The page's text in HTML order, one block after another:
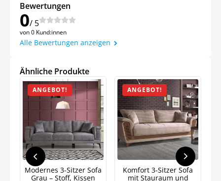
Bewertungen
0/ 5
von 0 Kund:innen
Alle Bewertungen anzeigen
Ähnliche Produkte
ANGEBOT!
Modernes 3-Sitzer Sofa
Grau – Stoff, Kissen
ANGEBOT!
Komfort 3-Sitzer Sofa
mit Stauraum und